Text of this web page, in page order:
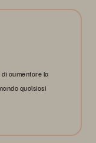
aumentare la
qualsiasi